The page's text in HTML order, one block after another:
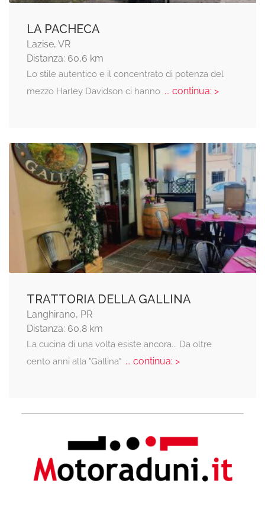
LA PACHECA
Lazise, VR
Distanza: 60,6 km
Lo stile autentico e il concentrato di potenza del
mezzo Harley Davidson ci hanno... continua: >
TRATTORIA DELLA GALLINA
Langhirano, PR
Distanza: 60,8 km
La cucina di una volta esiste ancora... Da oltre
cento anni alla "Gallina"... continua: >